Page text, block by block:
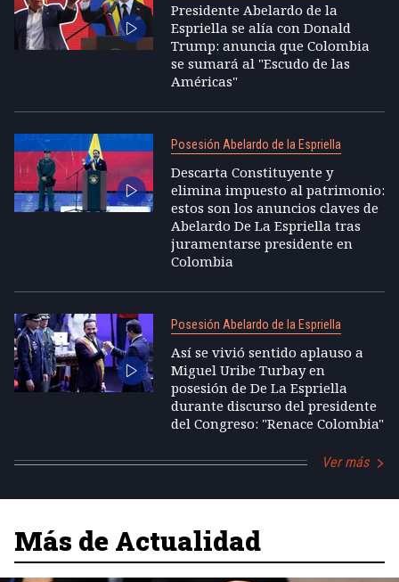
Presidente Abelardo de la
Espriella se alía con Donald
Trump: anuncia que Colombia
se sumará al "Escudo de las
Américas"
Posesión Abelardo de la Espriella
Descarta Constituyente y
elimina impuesto al patrimonio:
estos son los anuncios claves de
Abelardo De La Espriella tras
juramentarse presidente en
Colombia
Posesión Abelardo de la Espriella
Así se vivió sentido aplauso a
Miguel Uribe Turbay en
posesión de De La Espriella
durante discurso del presidente
del Congreso: "Renace Colombia"
Ver más
Más de Actualidad